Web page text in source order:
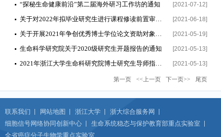
“探秘生命健康前沿”第二届海外研习工作坊的通知 [2021-07-12]
关于对2022年拟毕业研究生进行课程修读前置审核的通知 [2021-06-18]
关于开展2021年争创优秀博士学位论文资助对象遴选及对2020年获得争创优博资助者考核工作的通知 [2021-05-19]
生命科学研究院关于2020级研究生开题报告的通知 [2021-05-13]
2021年浙江大学生命科研究院博士研究生导师指小组通知 [2021-05-13]
第一页 <<上一页 下一页>> 尾页
联系我们 网站地图 浙江大学
浙大综合服务网
细胞信号网络协同创新中心
生命系统稳态与保护教育部重点实验室
全省癌症分子生物学重点实验室